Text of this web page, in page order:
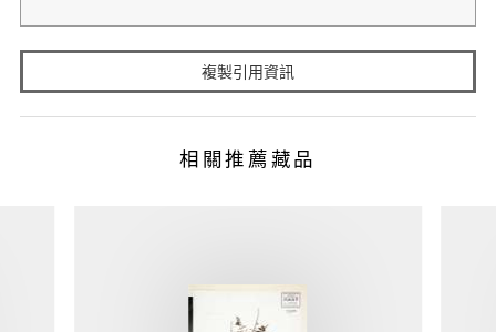
複製引用資訊
相關推薦藏品